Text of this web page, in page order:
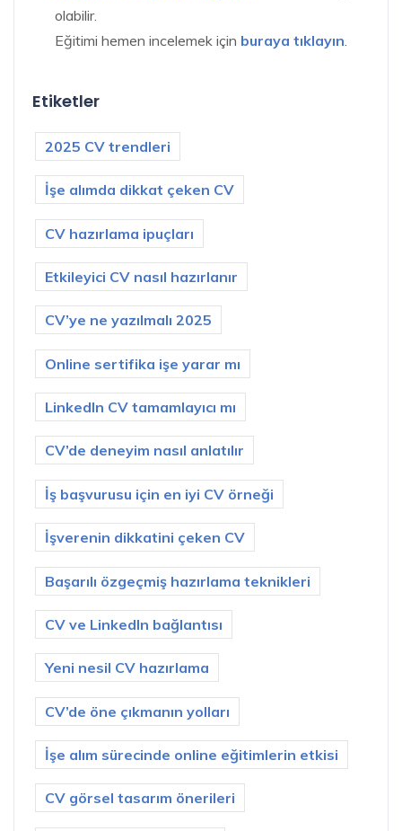
olabilir.
Eğitimi hemen incelemek için buraya tıklayın
Etiketler
2025 CV trendleri
İşe alımda dikkat çeken CV
CV hazırlama ipuçları
Etkileyici CV nasıl hazırlanır
CV’ye ne yazılmalı 2025
Online sertifika işe yarar mı
LinkedIn CV tamamlayıcı mı
CV’de deneyim nasıl anlatılır
İş başvurusu için en iyi CV örneği
İşverenin dikkatini çeken CV
Başarılı özgeçmiş hazırlama teknikleri
CV ve LinkedIn bağlantısı
Yeni nesil CV hazırlama
CV’de öne çıkmanın yolları
İşe alım sürecinde online eğitimlerin etkisi
CV görsel tasarım önerileri